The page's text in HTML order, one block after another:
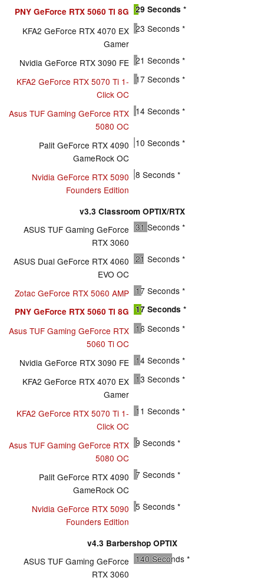
PNY GeForce RTX 5060 Ti 8G 29 Seconds *
KFA2 GeForce RTX 4070 EX
Gamer
23 Seconds *
Nvidia GeForce RTX 3090 FE 21 Seconds *
KFA2 GeForce RTX 5070 Ti 1-
Click OC
17 Seconds *
Asus TUF Gaming GeForce RTX
5080 OC
14 Seconds *
Palit GeForce RTX 4090
GameRock OC
10 Seconds *
Nvidia GeForce RTX 5090
Founders Edition
8 Seconds *
v3.3 Classroom OPTIX/RTX
ASUS TUF Gaming GeForce
RTX 3060
31 Seconds *
ASUS Dual GeForce RTX 4060
EVO OC
21 Seconds *
Zotac GeForce RTX 5060 AMP 17 Seconds *
PNY GeForce RTX 5060 Ti 8G 17 Seconds *
Asus TUF Gaming GeForce RTX
5060 Ti OC
16 Seconds *
Nvidia GeForce RTX 3090 FE 14 Seconds *
KFA2 GeForce RTX 4070 EX
Gamer
13 Seconds *
KFA2 GeForce RTX 5070 Ti 1-
Click OC
11 Seconds *
Asus TUF Gaming GeForce RTX
5080 OC
9 Seconds *
Palit GeForce RTX 4090
GameRock OC
7 Seconds *
Nvidia GeForce RTX 5090
Founders Edition
5 Seconds *
v4.3 Barbershop OPTIX
ASUS TUF Gaming GeForce
RTX 3060
140 Seconds *